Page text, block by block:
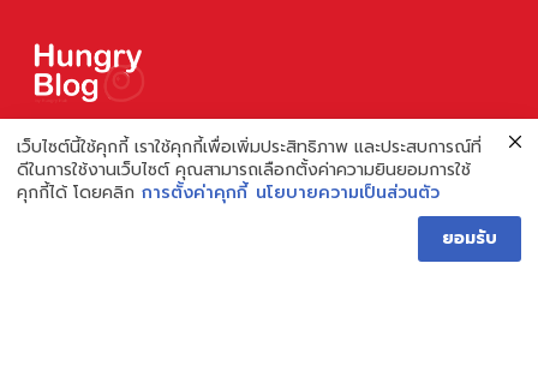
แหล่งรวมข้อมูล ข่าวสาร เกี่ยวกับร้านอาหารและเรื่องกิน ไม่ว่าจะเป็น
รีวิว ชี้เป้า รวมถึงความรู้ต่างๆ ที่เราอยากแชร์!
ไม่พอ เรายังมีความรู้เกี่ยวกับการทำร้านอาหาร เพื่อผู้ประกอบการ ที่
เว็บไซต์นี้ใช้คุกกี้ เราใช้คุกกี้เพื่อเพิ่มประสิทธิภาพ และประสบการณ์ที่
ดีในการใช้งานเว็บไซต์ คุณสามารถเลือกตั้งค่าความยินยอมการใช้
คุกกี้ได้ โดยคลิก การตั้งค่าคุกกี้ นโยบายความเป็นส่วนตัว
ยอมรับ